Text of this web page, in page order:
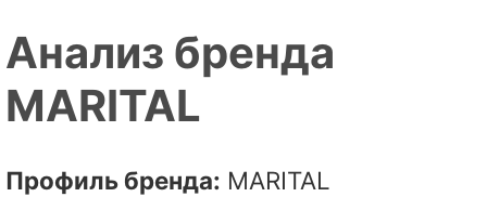
Анализ бренда
MARITAL
Профиль бренда: MARITAL